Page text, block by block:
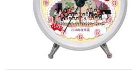
目覚まし時計(個別)
お絵かきギャラリープラス(絵＋個別)
メロディ時計(個別)